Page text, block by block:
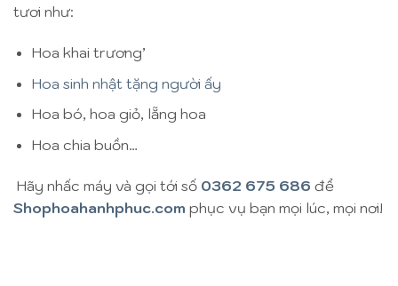
tươi như:
Hoa khai trương’
Hoa sinh nhật tặng người ấy
Hoa bó, hoa giỏ, lẵng hoa
Hoa chia buồn…
Hãy nhấc máy và gọi tới số 0362 675 686 để
Shophoahanhphuc.com phục vụ bạn mọi lúc, mọi nơi!